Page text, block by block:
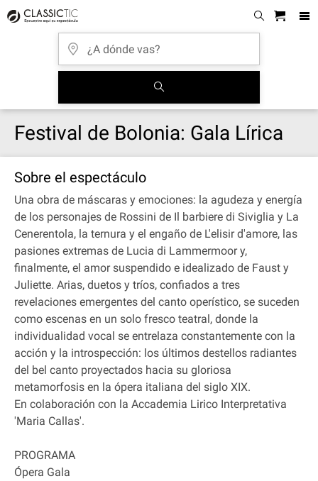
Festival de Bolonia: Gala Lírica
Sobre el espectáculo
Una obra de máscaras y emociones: la agudeza y energía
de los personajes de Rossini de Il barbiere di Siviglia y La
Cenerentola, la ternura y el engaño de L'elisir d'amore, las
pasiones extremas de Lucia di Lammermoor y,
finalmente, el amor suspendido e idealizado de Faust y
Juliette. Arias, duetos y tríos, confiados a tres
revelaciones emergentes del canto operístico, se suceden
como escenas en un solo fresco teatral, donde la
individualidad vocal se entrelaza constantemente con la
acción y la introspección: los últimos destellos radiantes
del bel canto proyectados hacia su gloriosa
metamorfosis en la ópera italiana del siglo XIX.
En colaboración con la Accademia Lirico Interpretativa
'Maria Callas'.
PROGRAMA
Ópera Gala